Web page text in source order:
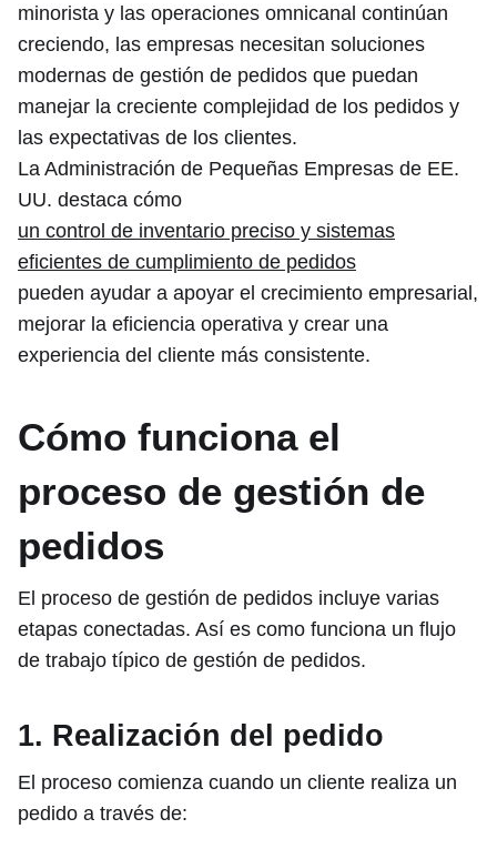
minorista y las operaciones omnicanal continúan
creciendo, las empresas necesitan soluciones
modernas de gestión de pedidos que puedan
manejar la creciente complejidad de los pedidos y
las expectativas de los clientes.
La Administración de Pequeñas Empresas de EE.
UU. destaca cómo
un control de inventario preciso y sistemas
eficientes de cumplimiento de pedidos
pueden ayudar a apoyar el crecimiento empresarial,
mejorar la eficiencia operativa y crear una
experiencia del cliente más consistente.
Cómo funciona el
proceso de gestión de
pedidos
El proceso de gestión de pedidos incluye varias
etapas conectadas. Así es como funciona un flujo
de trabajo típico de gestión de pedidos.
1. Realización del pedido
El proceso comienza cuando un cliente realiza un
pedido a través de: